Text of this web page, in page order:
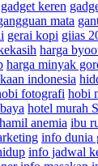
gadget keren
mata
gerai kopi giias
harga
harga minyak
indonesia
fotografi hobi
hotel murah
anemia ibu
info dunia
info jadwal